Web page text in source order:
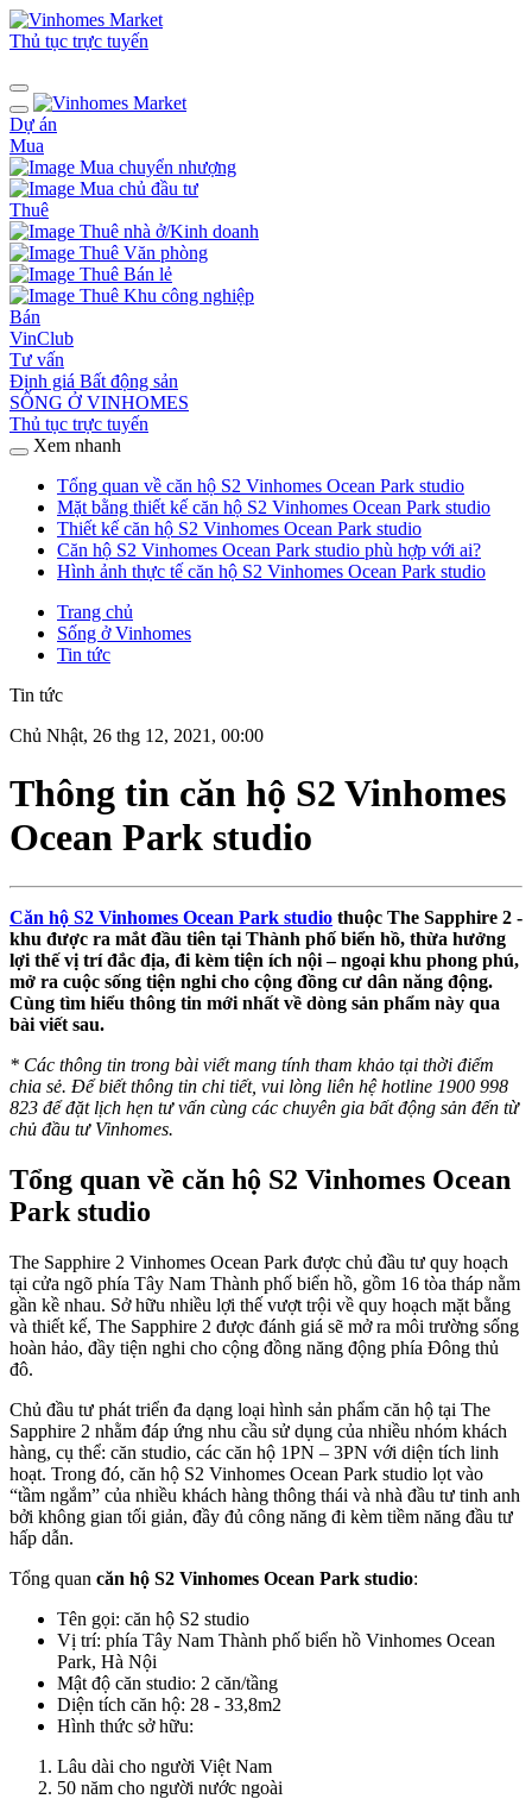
Thủ tục trực tuyến
Dự án
Mua
Mua chuyển nhượng
Mua chủ đầu tư
Thuê
Thuê nhà ở/Kinh doanh
Thuê Văn phòng
Thuê Bán lẻ
Thuê Khu công nghiệp
Bán
VinClub
Tư vấn
Định giá Bất động sản
SỐNG Ở VINHOMES
Thủ tục trực tuyến
Xem nhanh
Tổng quan về căn hộ S2 Vinhomes Ocean Park studio
Mặt bằng thiết kế căn hộ S2 Vinhomes Ocean Park studio
Thiết kế căn hộ S2 Vinhomes Ocean Park studio
Căn hộ S2 Vinhomes Ocean Park studio phù hợp với ai?
Hình ảnh thực tế căn hộ S2 Vinhomes Ocean Park studio
Trang chủ
Sống ở Vinhomes
Tin tức
Tin tức
Chủ Nhật, 26 thg 12, 2021, 00:00
Thông tin căn hộ S2 Vinhomes
Ocean Park studio
Căn hộ S2 Vinhomes Ocean Park studio thuộc The Sapphire 2 -
khu được ra mắt đầu tiên tại Thành phố biển hồ, thừa hưởng
lợi thế vị trí đắc địa, đi kèm tiện ích nội – ngoại khu phong phú,
mở ra cuộc sống tiện nghi cho cộng đồng cư dân năng động.
Cùng tìm hiểu thông tin mới nhất về dòng sản phẩm này qua
bài viết sau.
* Các thông tin trong bài viết mang tính tham khảo tại thời điểm
chia sẻ. Để biết thông tin chi tiết, vui lòng liên hệ hotline 1900 998
823 để đặt lịch hẹn tư vấn cùng các chuyên gia bất động sản đến từ
chủ đầu tư Vinhomes.
Tổng quan về căn hộ S2 Vinhomes Ocean
Park studio
The Sapphire 2 Vinhomes Ocean Park được chủ đầu tư quy hoạch
tại cửa ngõ phía Tây Nam Thành phố biển hồ, gồm 16 tòa tháp nằm
gần kề nhau. Sở hữu nhiều lợi thế vượt trội về quy hoạch mặt bằng
và thiết kế, The Sapphire 2 được đánh giá sẽ mở ra môi trường sống
hoàn hảo, đầy tiện nghi cho cộng đồng năng động phía Đông thủ
đô.
Chủ đầu tư phát triển đa dạng loại hình sản phẩm căn hộ tại The
Sapphire 2 nhằm đáp ứng nhu cầu sử dụng của nhiều nhóm khách
hàng, cụ thể: căn studio, các căn hộ 1PN – 3PN với diện tích linh
hoạt. Trong đó, căn hộ S2 Vinhomes Ocean Park studio lọt vào
“tầm ngắm” của nhiều khách hàng thông thái và nhà đầu tư tinh anh
bởi không gian tối giản, đầy đủ công năng đi kèm tiềm năng đầu tư
hấp dẫn.
Tổng quan căn hộ S2 Vinhomes Ocean Park studio:
Tên gọi: căn hộ S2 studio
Vị trí: phía Tây Nam Thành phố biển hồ Vinhomes Ocean
Park, Hà Nội
Mật độ căn studio: 2 căn/tầng
Diện tích căn hộ: 28 - 33,8m2
Hình thức sở hữu:
Lâu dài cho người Việt Nam
50 năm cho người nước ngoài